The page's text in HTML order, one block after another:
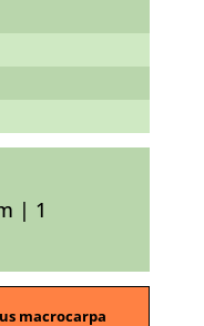
| 1
macrocarpa